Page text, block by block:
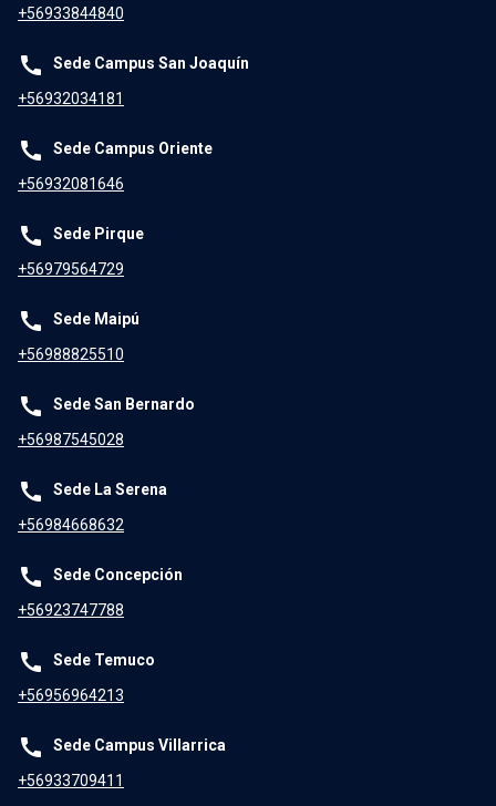
+56933844840
call
Sede Campus San Joaquín
+56932034181
call
Sede Campus Oriente
+56932081646
call
Sede Pirque
+56979564729
call
Sede Maipú
+56988825510
call
Sede San Bernardo
+56987545028
call
Sede La Serena
+56984668632
call
Sede Concepción
+56923747788
call
Sede Temuco
+56956964213
call
Sede Campus Villarrica
+56933709411